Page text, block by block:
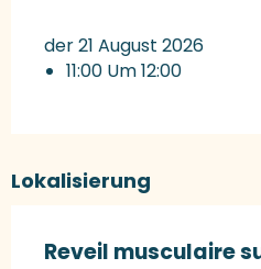
der 21 August 2026
11:00 Um 12:00
Lokalisierung
Reveil musculaire